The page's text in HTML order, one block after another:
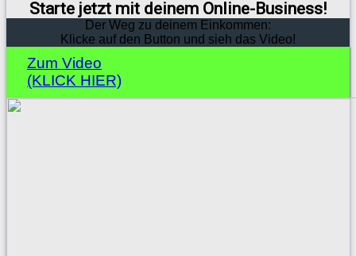
Starte jetzt mit deinem Online-Business!
Der Weg zu deinem Einkommen:
Klicke auf den Button und sieh das Video!
Zum Video
(KLICK HIER)